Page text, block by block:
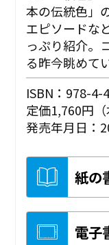
本の伝統色」
エピソードな
っぷり紹介。
る昨今眺めて
ISBN：978-4-
定価1,760円（
発売年月日：
紙の
電子